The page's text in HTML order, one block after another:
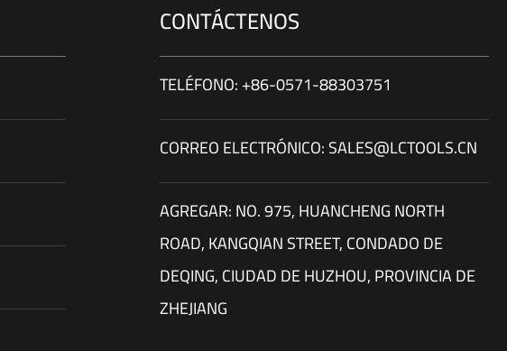
CONTÁCTENOS
TELÉFONO: +86-0571-88303751
CORREO ELECTRÓNICO: SALES@LCTOOLS.CN
AGREGAR: NO. 975, HUANCHENG NORTH
ROAD, KANGQIAN STREET, CONDADO DE
DEQING, CIUDAD DE HUZHOU, PROVINCIA DE
ZHEJIANG